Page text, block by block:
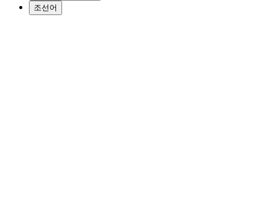
조선어